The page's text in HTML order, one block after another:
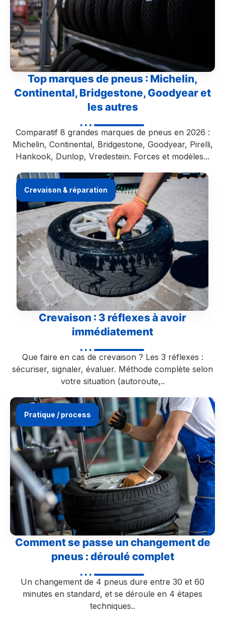
Top marques de pneus : Michelin,
Continental, Bridgestone, Goodyear et
les autres
Comparatif 8 grandes marques de pneus en 2026 :
Michelin, Continental, Bridgestone, Goodyear, Pirelli,
Hankook, Dunlop, Vredestein. Forces et modèles...
Crevaison & réparation
Crevaison : 3 réflexes à avoir
immédiatement
Que faire en cas de crevaison ? Les 3 réflexes :
sécuriser, signaler, évaluer. Méthode complète selon
votre situation (autoroute,..
Pratique / process
Comment se passe un changement de
pneus : déroulé complet
Un changement de 4 pneus dure entre 30 et 60
minutes en standard, et se déroule en 4 étapes
techniques..